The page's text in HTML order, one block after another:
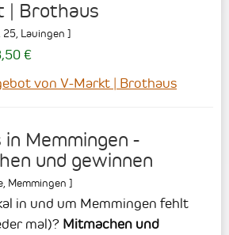
| Brothaus
25 Lauingen ]
€
von V-Markt | Brothaus
Memmingen -
und gewinnen
Memmingen ]
in und um Memmingen fehlt
mal)? Mitmachen und